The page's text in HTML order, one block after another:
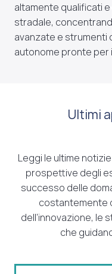
altamente qualificati
stradale,
avanzate e strumenti
autonome pronte per
Ultimi
Leggi le ultime
prospettive degli
successo delle
costantemente
dell’innovazione, le
che